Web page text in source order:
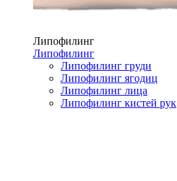
Липофилинг
Липофилинг
Липофилинг груди
Липофилинг ягодиц
Липофилинг лица
Липофилинг кистей рук